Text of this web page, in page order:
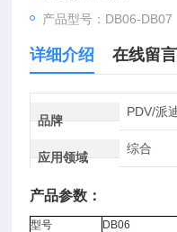
产品型号：DB06-DB07
详细介绍 在线留言
品牌
PDV/派
应用领域
综合
产品参数：
型号 DB06